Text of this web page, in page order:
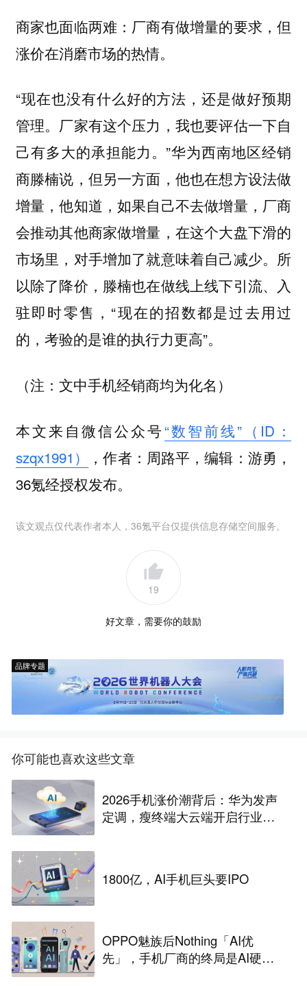
商家也面临两难：厂商有做增量的要求，但
涨价在消磨市场的热情。
“现在也没有什么好的方法，还是做好预期
管理。厂家有这个压力，我也要评估一下自
己有多大的承担能力。”华为西南地区经销
商滕楠说，但另一方面，他也在想方设法做
增量，他知道，如果自己不去做增量，厂商
会推动其他商家做增量，在这个大盘下滑的
市场里，对手增加了就意味着自己减少。所
以除了降价，滕楠也在做线上线下引流、入
驻即时零售，“现在的招数都是过去用过
的，考验的是谁的执行力更高”。
（注：文中手机经销商均为化名）
本文来自微信公众号“数智前线”（ID：
szqx1991）
，作者：周路平，编辑：游勇，
36氪经授权发布。
该文观点仅代表作者本人，36氪平台仅提供信息存储空间服务。
19
好文章，需要你的鼓励
品牌专题
你可能也喜欢这些文章
2026手机涨价潮背后：华为发声
定调，瘦终端大云端开启行业革
1800亿，AI手机巨头要IPO
OPPO魅族后Nothing「AI优
先」，手机厂商的终局是AI硬